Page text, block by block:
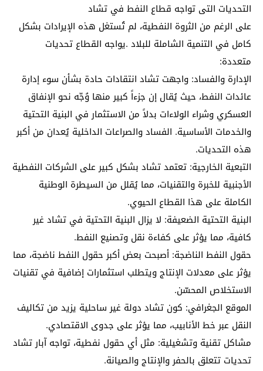
التحديات التى تواجه قطاع النفط في تشاد
على الرغم من الثروة النفطية، لم تُستغل هذه الإيرادات بشكل
كامل في التنمية الشاملة للبلاد .يواجه القطاع تحديات
متعددة:
الإدارة والفساد: واجهت تشاد انتقادات حادة بشأن سوء إدارة
عائدات النفط، حيث يُقال إن جزءاً كبير منها وُجّه نحو الإنفاق
العسكري وشراء الولاءات بدلاً من الاستثمار في البنية التحتية
والخدمات الأساسية. الفساد والصراعات الداخلية يُعدان من أكبر
هذه التحديات.
التبعية الخارجية: تعتمد تشاد بشكل كبير على الشركات النفطية
الأجنبية للخبرة والتقنيات، مما يُقلل من السيطرة الوطنية
الكاملة على هذا القطاع الحيوي.
البنية التحتية الضعيفة: لا يزال البنية التحتية في تشاد غير
كافية، مما يؤثر على كفاءة نقل وتصنيع النفط.
حقول النفط الناضجة: أصبحت بعض أكبر حقول النفط ناضجة، مما
يؤثر على معدلات الإنتاج ويتطلب استثمارات إضافية في تقنيات
الاستخلاص المحسّن.
الموقع الجغرافي: كون تشاد دولة غير ساحلية يزيد من تكاليف
النقل عبر خط الأنابيب، مما يؤثر على جدوى الاقتصادي.
مشاكل تقنية وتشغيلية: مثل أي حقول نفطية، تواجه آبار تشاد
تحديات تتعلق بالحفر والإنتاج والصيانة.